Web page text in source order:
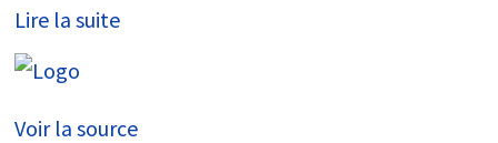
Lire la suite
Voir la source